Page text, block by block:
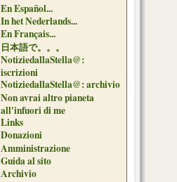
En Español...
In het Nederlands...
En Français...
日本語で。。。
NotiziedallaStella@:
iscrizioni
NotiziedallaStella@: archivio
Non avrai altro pianeta
all'infuori di me
Links
Donazioni
Amministrazione
Guida al sito
Archivio